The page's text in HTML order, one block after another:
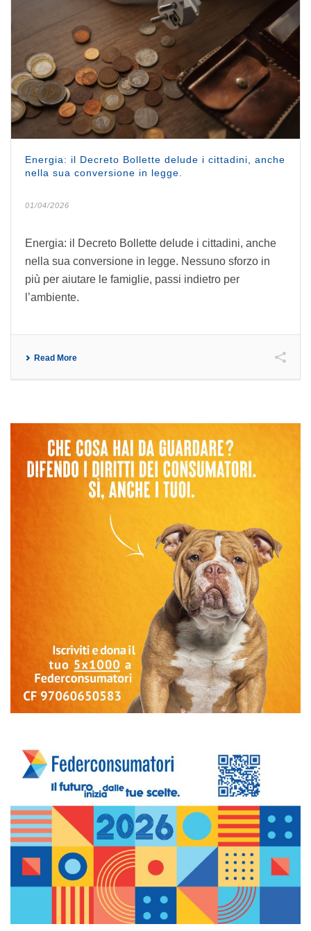
Energia: il Decreto Bollette delude i cittadini, anche
nella sua conversione in legge.
01/04/2026
Energia: il Decreto Bollette delude i cittadini, anche
nella sua conversione in legge. Nessuno sforzo in
più per aiutare le famiglie, passi indietro per
l’ambiente.
Read More